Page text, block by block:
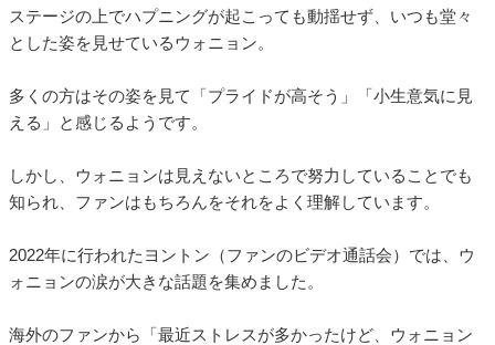
ステージの上でハプニングが起こっても動揺せず、いつも堂々
とした姿を見せているウォニョン。
多くの方はその姿を見て「プライドが高そう」「小生意気に見
える」と感じるようです。
しかし、ウォニョンは見えないところで努力していることでも
知られ、ファンはもちろんをそれをよく理解しています。
2022年に行われたヨントン（ファンのビデオ通話会）では、ウ
ォニョンの涙が大きな話題を集めました。
海外のファンから「最近ストレスが多かったけど、ウォニョン